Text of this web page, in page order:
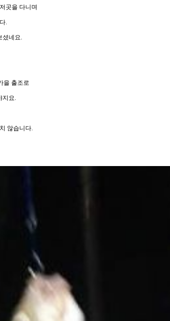
곳을 다니며
.
셨네요.
을 출조로
지요.
않습니다.